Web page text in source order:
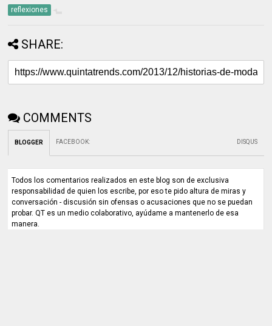
reflexiones
SHARE:
COMMENTS
BLOGGER FACEBOOK: DISQUS
Todos los comentarios realizados en este blog son de exclusiva
responsabilidad de quien los escribe, por eso te pido altura de miras y
conversación - discusión sin ofensas o acusaciones que no se puedan
probar. QT es un medio colaborativo, ayúdame a mantenerlo de esa
manera.